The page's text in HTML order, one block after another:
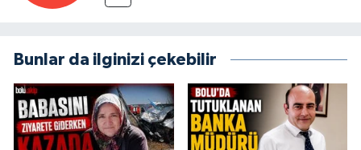
Bunlar da ilginizi çekebilir